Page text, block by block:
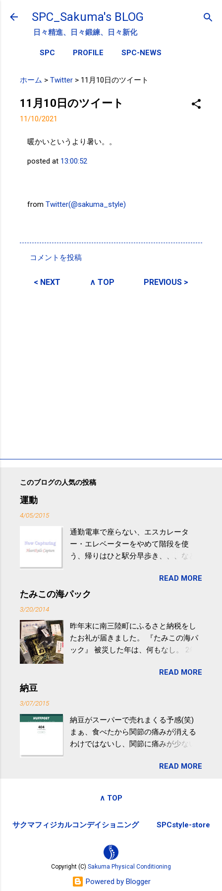
スキップしてメイン コンテンツに移動
SPC_Sakuma's BLOG
日々精進、日々鍛練、日々新化
SPC PROFILE SPC-NEWS
ホーム > Twitter > 11月10日のツイート
11月10日のツイート
11/10/2021
暖かいというより暑い。。
posted at 13:00:52
from Twitter(@sakuma_style)
メ
コメントを投稿
< NEXT ∧ TOP PREVIOUS >
このブログの人気の投稿
運動
4/05/2015
通勤電車で座らない、エスカレータ
ー・エレベーターをやめて階段を使
う、帰りはひと駅分早歩き、、、など
やすい。 スポーツウェア・シューズで
するものだけが運動ではない。 食べ
けると改善する、との結果を筑波大の
研究チームが発表した。改善が期待で
きるのは、過度の飲酒が原因ではない
減らなくても効果があるという。 正田
波大「減量しなくても効果」 - ニュー
ス - アピタル（医療・健康）
READ MORE
たみこの海パック
3/20/2014
昨年末に南三陸町にふるさと納税をし
たお礼が届きました。 『たみこの海パ
ック』 被災した年は、何もなし。 2年
が『たみこの海パック』。 ボランティ
全く考えていなかったので、貰えると
少しづつ復興してる感が伝わってきて
嬉しいです。 あと、ふるさと納税が節
ですが、節税になるほど稼げていない
税務局｜ふるさと納税など個人住民税
READ MORE
納豆
3/07/2015
納豆がスーパーで売れまくる予感(笑)
まぁ、食べたから関節の痛みが消える
わけではないし、関節に痛みが少ない
ど。。 「関節の老化」は、「コンドロ
歳をピークにして、体内で作られる量
代の半分、60代ではそのさらに半分に
起こさないためには、食生活で「コン
ドロイチン」を補うことが大切。そし
て「コンドロイチン」という成分は、
納豆をはじめとしたネバネバ&ヌルヌル
READ MORE
∧ TOP
サクマフィジカルコンデイショニング SPCstyle-store
Copyright (C) Sakuma Physical Conditioning
Powered by Blogger